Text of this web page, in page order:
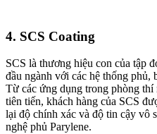
4. SCS Coating
SCS là thương hiệu con của tập
đầu ngành với các hệ thống phủ,
Từ các ứng dụng trong phòng thí
tiên tiến, khách hàng của SCS
lại độ chính xác và độ tin cậy vô
nghệ phủ Parylene.